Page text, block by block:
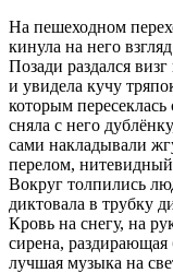
На пешеходном
кинула на него
Позади раздался
и увидела кучу
которым
сняла с него
сами накладывали
перелом, нитевидный
Вокруг толпились
диктовала в трубку
Кровь на снегу, на
сирена, раздирающая
лучшая музыка на